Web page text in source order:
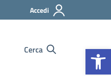
Accedi
Cerca